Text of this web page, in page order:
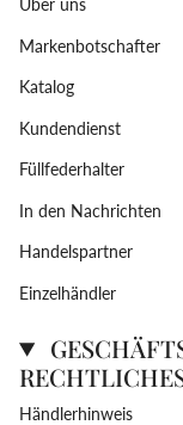
Über uns
Markenbotschafter
Katalog
Kundendienst
Füllfederhalter
In den Nachrichten
Handelspartner
Einzelhändler
Händlerhinweis